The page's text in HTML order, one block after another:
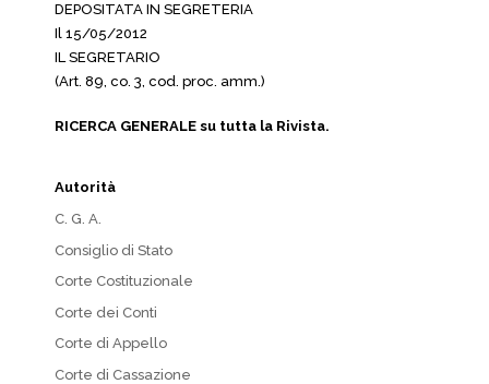
DEPOSITATA IN SEGRETERIA
Il 15/05/2012
IL SEGRETARIO
(Art. 89, co. 3, cod. proc. amm.)
RICERCA GENERALE su tutta la Rivista.
Autorità
C. G. A.
Consiglio di Stato
Corte Costituzionale
Corte dei Conti
Corte di Appello
Corte di Cassazione